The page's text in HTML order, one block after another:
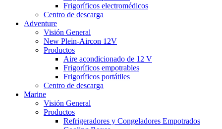
Frigoríficos electromédicos
Centro de descarga
Adventure
Visión General
New Plein-Aircon 12V
Productos
Aire acondicionado de 12 V
Frigoríficos empotrables
Frigoríficos portátiles
Centro de descarga
Marine
Visión General
Productos
Refrigeradores y Congeladores Empotrados